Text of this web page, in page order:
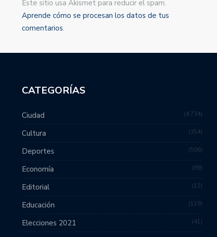
Este sitio usa Akismet para reducir el spam.
Aprende cómo se procesan los datos de tus
comentarios.
CATEGORÍAS
Ciudad 4,734
Cultura 354
Deportes 506
Economía 89
Editorial 12
Educación 119
Elecciones 2021 41